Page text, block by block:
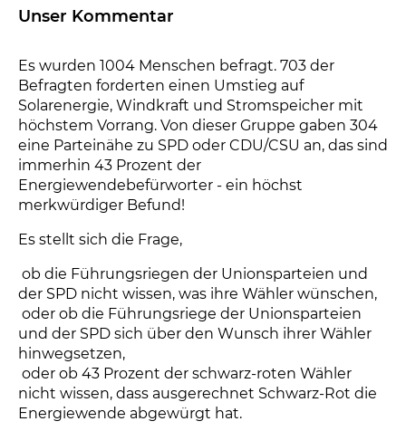
Unser Kommentar
Es wurden 1004 Menschen befragt. 703 der
Befragten forderten einen Umstieg auf
Solarenergie, Windkraft und Stromspeicher mit
höchstem Vorrang. Von dieser Gruppe gaben 304
eine Parteinähe zu SPD oder CDU/CSU an, das sind
immerhin 43 Prozent der
Energiewendebefürworter - ein höchst
merkwürdiger Befund!
Es stellt sich die Frage,
 ob die Führungsriegen der Unionsparteien und
der SPD nicht wissen, was ihre Wähler wünschen,
 oder ob die Führungsriege der Unionsparteien
und der SPD sich über den Wunsch ihrer Wähler
hinwegsetzen,
 oder ob 43 Prozent der schwarz-roten Wähler
nicht wissen, dass ausgerechnet Schwarz-Rot die
Energiewende abgewürgt hat.